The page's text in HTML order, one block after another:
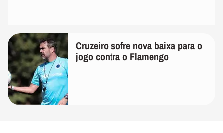
Cruzeiro sofre nova baixa para o
jogo contra o Flamengo